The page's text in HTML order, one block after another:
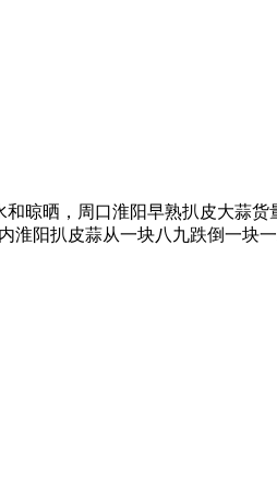
晾晒，周口淮阳早熟扒皮大蒜
淮阳扒皮蒜从一块八九跌倒一块